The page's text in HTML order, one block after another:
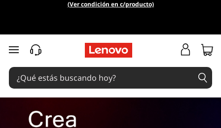
(Ver condición en c/producto)
Ir al contenido principal